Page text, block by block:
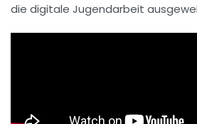
die digitale Jugendarbeit